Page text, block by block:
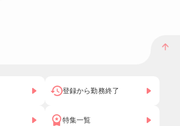
登録から勤務終了
特集一覧